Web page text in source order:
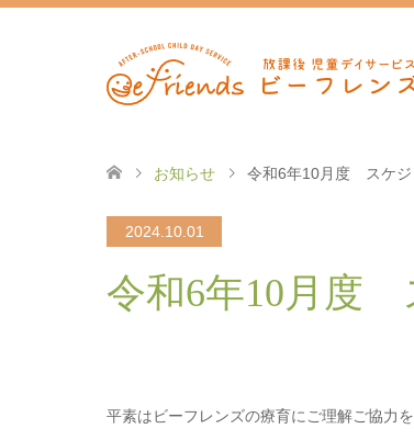
お知らせ 令和6年10月度 スケジ
2024.10.01
令和6年10月度
平素はビーフレンズの療育にご理解ご協力